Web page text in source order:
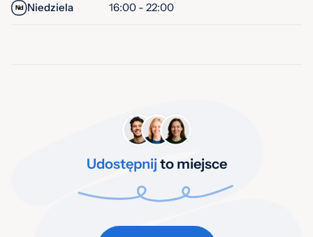
Nd Niedziela 16:00 - 22:00
Udostępnij to miejsce